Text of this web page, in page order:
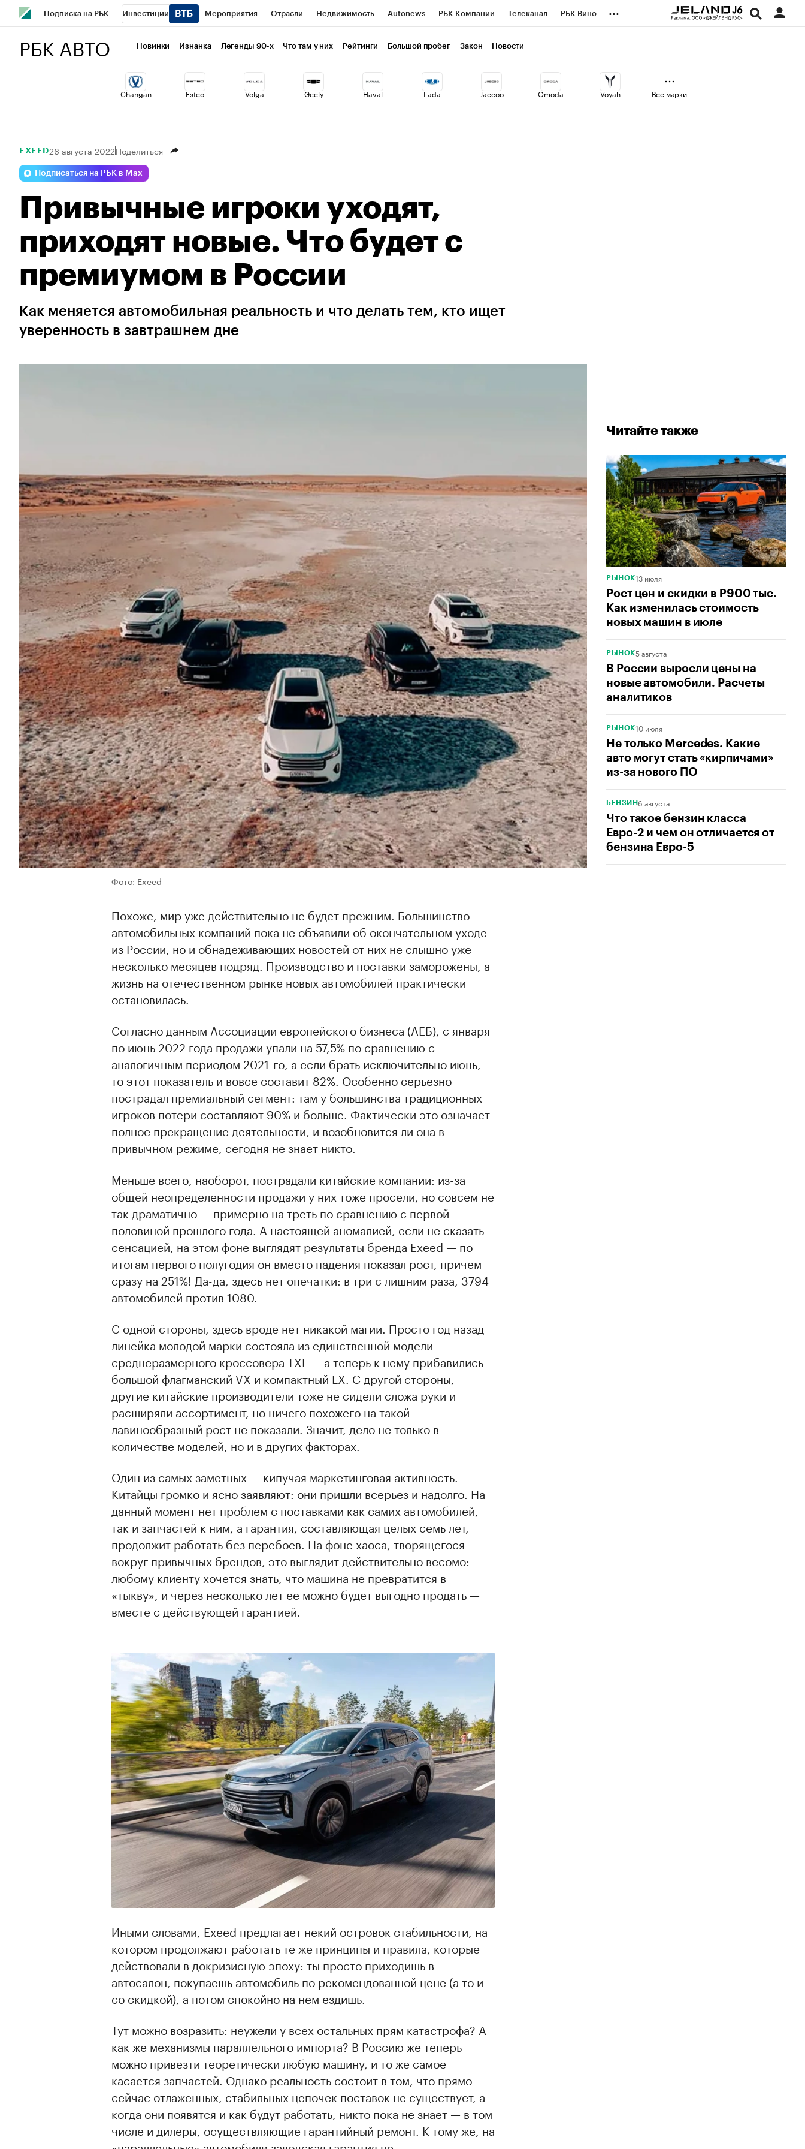
Подписка на РБК Инвестиции Мероприятия Отрасли Недвижимость Autonews РБК Компании Телеканал РБК Вино
Визионеры
Стиль Крипто РБК Бизнес-среда Дискуссионный клуб Исследования Кредитные рейтинги Франшизы Газета
Конференции СПб Спецпроекты Проверка контрагентов Экономика Бизнес
...
РБК АВТО Новинки Изнанка Легенды 90-х Что там у них Рейтинги Большой пробег Закон Новости
Changan Esteo Volga Geely Haval Lada Jaecoo Omoda Voyah Все марки
Читайте также
РЫНОК13 июля
Рост цен и скидки в ₽900 тыс.
Как изменилась стоимость
новых машин в июле
РЫНОК5 августа
В России выросли цены на
новые автомобили. Расчеты
аналитиков
РЫНОК10 июля
Не только Mercedes. Какие
авто могут стать «кирпичами»
из-за нового ПО
БЕНЗИН6 августа
Что такое бензин класса
Евро-2 и чем он отличается от
бензина Евро-5
EXEED26 августа 2022Поделиться
Подписаться на РБК в Max
Привычные игроки уходят,
приходят новые. Что будет с
премиумом в России
Как меняется автомобильная реальность и что делать тем, кто ищет
уверенность в завтрашнем дне
Фото: Exeed
Похоже, мир уже действительно не будет прежним. Большинство
автомобильных компаний пока не объявили об окончательном уходе
из России, но и обнадеживающих новостей от них не слышно уже
несколько месяцев подряд. Производство и поставки заморожены, а
жизнь на отечественном рынке новых автомобилей практически
остановилась.
Согласно данным Ассоциации европейского бизнеса (АЕБ), с января
по июнь 2022 года продажи упали на 57,5% по сравнению с
аналогичным периодом 2021-го, а если брать исключительно июнь,
то этот показатель и вовсе составит 82%. Особенно серьезно
пострадал премиальный сегмент: там у большинства традиционных
игроков потери составляют 90% и больше. Фактически это означает
полное прекращение деятельности, и возобновится ли она в
привычном режиме, сегодня не знает никто.
00:00
Меньше всего, наоборот, пострадали китайские компании: из-за
общей неопределенности продажи у них тоже просели, но совсем не
так драматично — примерно на треть по сравнению с первой
половиной прошлого года. А настоящей аномалией, если не сказать
сенсацией, на этом фоне выглядят результаты бренда Exeed — по
итогам первого полугодия он вместо падения показал рост, причем
сразу на 251%! Да-да, здесь нет опечатки: в три с лишним раза, 3794
автомобилей против 1080.
С одной стороны, здесь вроде нет никакой магии. Просто год назад
линейка молодой марки состояла из единственной модели —
среднеразмерного кроссовера TXL — а теперь к нему прибавились
большой флагманский VX и компактный LX. С другой стороны,
другие китайские производители тоже не сидели сложа руки и
расширяли ассортимент, но ничего похожего на такой
лавинообразный рост не показали. Значит, дело не только в
количестве моделей, но и в других факторах.
Один из самых заметных — кипучая маркетинговая активность.
Китайцы громко и ясно заявляют: они пришли всерьез и надолго. На
данный момент нет проблем с поставками как самих автомобилей,
так и запчастей к ним, а гарантия, составляющая целых семь лет,
продолжит работать без перебоев. На фоне хаоса, творящегося
вокруг привычных брендов, это выглядит действительно весомо:
любому клиенту хочется знать, что машина не превратится в
«тыкву», и через несколько лет ее можно будет выгодно продать —
вместе с действующей гарантией.
Иными словами, Exeed предлагает некий островок стабильности, на
котором продолжают работать те же принципы и правила, которые
действовали в докризисную эпоху: ты просто приходишь в
автосалон, покупаешь автомобиль по рекомендованной цене (а то и
со скидкой), а потом спокойно на нем ездишь.
Тут можно возразить: неужели у всех остальных прям катастрофа? А
как же механизмы параллельного импорта? В Россию же теперь
можно привезти теоретически любую машину, и то же самое
касается запчастей. Однако реальность состоит в том, что прямо
сейчас отлаженных, стабильных цепочек поставок не существует, а
когда они появятся и как будут работать, никто пока не знает — в том
числе и дилеры, осуществляющие гарантийный ремонт. К тому же, на